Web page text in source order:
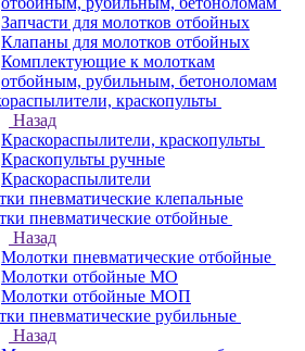
Запчасти для молотков отбойных
Клапаны для молотков отбойных
Комплектующие к молоткам
отбойным, рубильным, бетоноломам
краскопульты
Назад
Краскораспылители, краскопульты
Краскопульты ручные
Краскораспылители
пневматические клепальные
пневматические отбойные
Назад
Молотки пневматические отбойные
Молотки отбойные МО
Молотки отбойные МОП
пневматические рубильные
Назад